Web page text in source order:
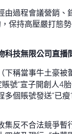
過程會議營銷
保持高壓嚴打態
科技無限公司直播
稱當事牛土豪
賬號“宣子開創人4
個賬號發送“已
集反不合法競爭